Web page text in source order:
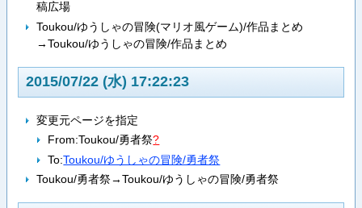
稿広場
Toukou/ゆうしゃの冒険(マリオ風ゲーム)/作品まとめ
→Toukou/ゆうしゃの冒険/作品まとめ
2015/07/22 (水) 17:22:23
変更元ページを指定
From:Toukou/勇者祭?
To:Toukou/ゆうしゃの冒険/勇者祭
Toukou/勇者祭→Toukou/ゆうしゃの冒険/勇者祭